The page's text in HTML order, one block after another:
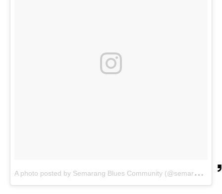
A
photo posted by Semarang Blues Community (@semarangbluescommunity)